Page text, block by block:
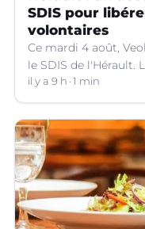
SDIS pour
volontaires
Ce mardi 4 août,
le SDIS de
des salariés de
sapeurs-pompiers
il y a 9 h 1 min